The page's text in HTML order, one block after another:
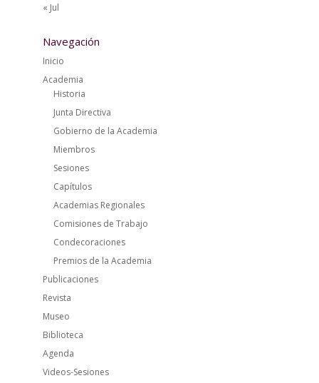
« Jul
Navegación
Inicio
Academia
Historia
Junta Directiva
Gobierno de la Academia
Miembros
Sesiones
Capítulos
Academias Regionales
Comisiones de Trabajo
Condecoraciones
Premios de la Academia
Publicaciones
Revista
Museo
Biblioteca
Agenda
Videos-Sesiones